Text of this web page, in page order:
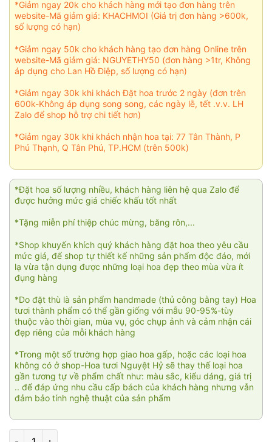
*Giảm ngay 20k cho khách hàng mới tạo đơn hàng trên
website-Mã giảm giá: KHACHMOI (Giá trị đơn hàng >600k,
số lượng có hạn)
*Giảm ngay 50k cho khách hàng tạo đơn hàng Online trên
website-Mã giảm giá: NGUYETHY50 (đơn hàng >1tr, Không
áp dụng cho Lan Hồ Điệp, số lượng có hạn)
*Giảm ngay 30k khi khách Đặt hoa trước 2 ngày (đơn trên
600k-Không áp dụng song song, các ngày lễ, tết .v.v. LH
Zalo để shop hỗ trợ chi tiết hơn)
*Giảm ngay 30k khi khách nhận hoa tại: 77 Tân Thành, P
Phú Thạnh, Q Tân Phú, TP.HCM (trên 500k)
*Đặt hoa số lượng nhiều, khách hàng liên hệ qua Zalo để
được hưởng mức giá chiếc khấu tốt nhất
*Tặng miễn phí thiệp chúc mừng, băng rôn,...
*Shop khuyến khích quý khách hàng đặt hoa theo yêu cầu
mức giá, để shop tự thiết kế những sản phẩm độc đáo, mới
lạ vừa tận dụng được những loại hoa đẹp theo mùa vừa ít
đụng hàng
*Do đặt thù là sản phẩm handmade (thủ công bằng tay) Hoa
tươi thành phẩm có thể gần giống với mẫu 90-95%-tùy
thuộc vào thời gian, mùa vụ, góc chụp ảnh và cảm nhận cái
đẹp riêng của mỗi khách hàng
*Trong một số trường hợp giao hoa gấp, hoặc các loại hoa
không có ở shop-Hoa tươi Nguyệt Hỷ sẽ thay thế loại hoa
gần tương tự về phẩm chất như: màu sắc, kiểu dáng, giá trị
.. để đáp ứng nhu cầu cấp bách của khách hàng nhưng vẫn
đảm bảo tính nghệ thuật của sản phẩm
Bình hoa Sen hồng 668 số lượng